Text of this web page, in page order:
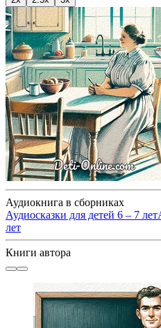
Аудиокнига в сборниках
Аудиосказки для детей 6 – 7 лет
лет
Книги автора